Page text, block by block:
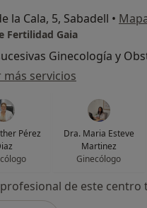
la Cala, 5, Sabadell •
Fertilidad Gaia
Ginecología y
servicios
Pérez
Dra. Maria Esteve
Martinez
Ginecólogo